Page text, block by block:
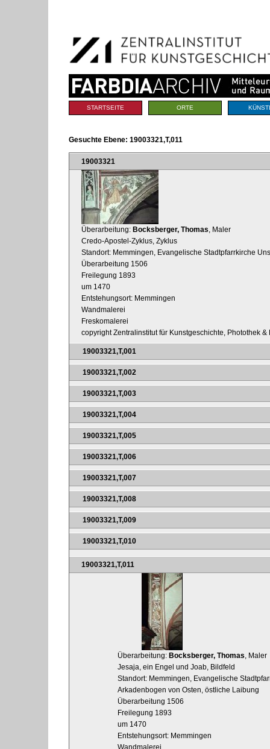
Navigation
Sektionen
STARTSEITE ORTE
Gesuchte Ebene: 19003321,T,011
19003321
Überarbeitung: Bocksberger, Thomas , Maler
Credo-Apostel-Zyklus, Zyklus
Standort: Memmingen, Evangelische Stadtpfarrkirche
Überarbeitung 1506
Freilegung 1893
um 1470
Entstehungsort: Memmingen
Wandmalerei
Freskomalerei
copyright Zentralinstitut für Kunstgeschichte, Photothek &
19003321,T,001
19003321,T,002
19003321,T,003
19003321,T,004
19003321,T,005
19003321,T,006
19003321,T,007
19003321,T,008
19003321,T,009
19003321,T,010
19003321,T,011
Überarbeitung: Bocksberger, Thomas, Maler
Jesaja, ein Engel und Joab, Bildfeld
Standort: Memmingen, Evangelische
Arkadenbogen von Osten, östliche Laibung
Überarbeitung 1506
Freilegung 1893
um 1470
Entstehungsort: Memmingen